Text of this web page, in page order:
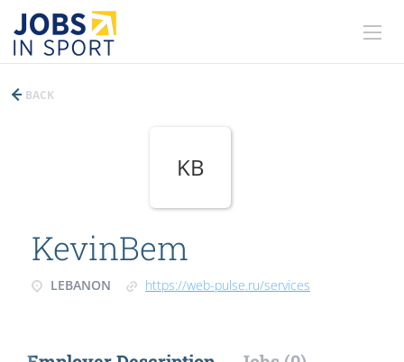
BACK
KB
KevinBem
LEBANON https://web-pulse.ru/services